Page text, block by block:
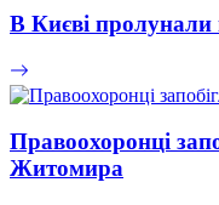
В Києві пролунали
Правоохоронці
Житомира